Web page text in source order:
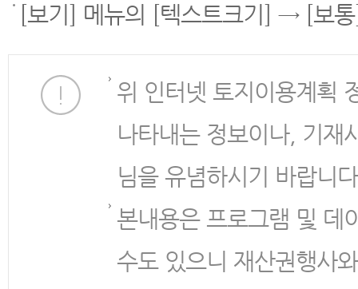
[보기] 메뉴의 [텍스트크기] → [보
위 인터넷 토지이용계획
나타내는 정보이나, 기재
님을 유념하시기 바랍니
본내용은 프로그램 및 데
수도 있으니 재산권행사